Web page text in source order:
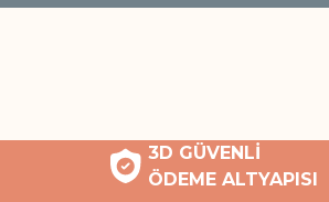
3D GÜVENLİ
ÖDEME ALTYAPISI